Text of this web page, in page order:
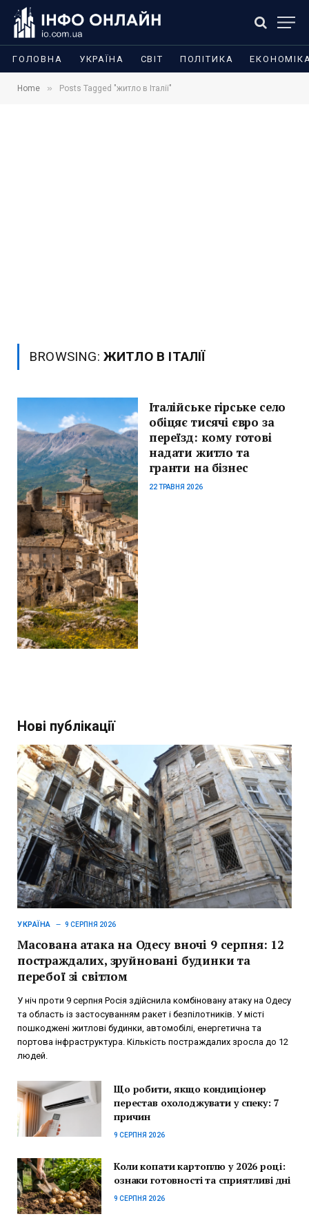
ГОЛОВНА УКРАЇНА СВІТ ПОЛІТИКА
Home » Posts Tagged "житло в Італії"
BROWSING: ЖИТЛО В ІТАЛІЇ
Італійське гірське село
обіцяє тисячі євро за
переїзд: кому готові
надати житло та
гранти на бізнес
22 ТРАВНЯ 2026
Нові публікації
УКРАЇНА 9 СЕРПНЯ 2026
Масована атака на Одесу вночі 9 серпня: 12
постраждалих, зруйновані будинки та
перебої зі світлом
У ніч проти 9 серпня Росія здійснила комбіновану атаку на Одесу
та область із застосуванням ракет і безпілотників. У місті
пошкоджені житлові будинки, автомобілі, енергетична та
портова інфраструктура. Кількість постраждалих зросла до 12
людей.
Що робити, якщо кондиціонер
перестав охолоджувати у спеку: 7
причин
9 СЕРПНЯ 2026
Коли копати картоплю у 2026 році:
ознаки готовності та сприятливі дні
9 СЕРПНЯ 2026